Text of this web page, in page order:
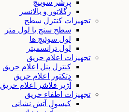
پرشر سوییچ
رگلاتور و بالانسر
تجهیزات کنترل سطح
سطح سنج یا لول متر
لول سوئیچ ها
لول ترانسمیتر
تجهیزات اعلام حریق
کنترل پنل اعلام حریق
دتکتور اعلام حریق
آژیر فلاشر اعلام حریق
تجهیزات اطفاء حریق
کپسول آتش نشانی